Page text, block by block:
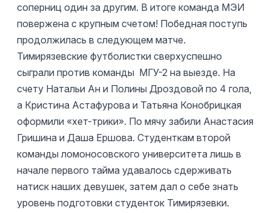
соперниц один за другим. В итоге команда МЭИ
повержена с крупным счетом! Победная поступь
продолжилась в следующем матче.
Тимирязевские футболистки сверхуспешно
сыграли против команды МГУ-2 на выезде. На
счету Натальи Ан и Полины Дроздовой по 4 гола,
а Кристина Астафурова и Татьяна Конобрицкая
оформили «хет-трики». По мячу забили Анастасия
Гришина и Даша Ершова. Студенткам второй
команды ломоносовского университета лишь в
начале первого тайма удавалось сдерживать
натиск наших девушек, затем дал о себе знать
уровень подготовки студенток Тимирязевки.